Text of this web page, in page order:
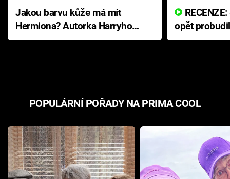
Jakou barvu kůže má mít
Hermiona? Autorka Harryho
Pottera přišla s ráznou
opět
přichází s
POPULÁRNÍ POŘADY NA PRIMA COOL